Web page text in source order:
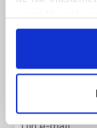
anvende vores